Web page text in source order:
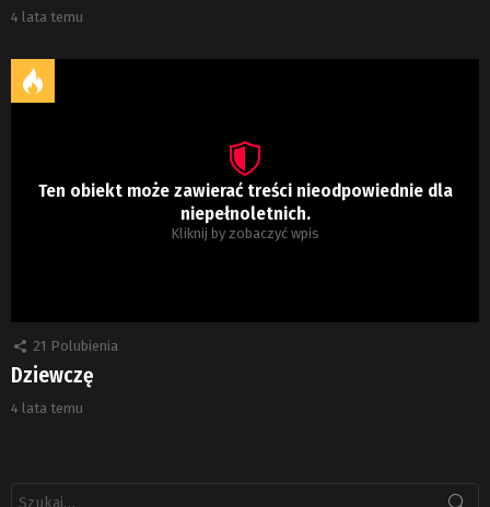
4 lata temu
Ten obiekt może zawierać treści nieodpowiednie dla
niepełnoletnich.
Kliknij by zobaczyć wpis
21 Polubienia
Dziewczę
4 lata temu